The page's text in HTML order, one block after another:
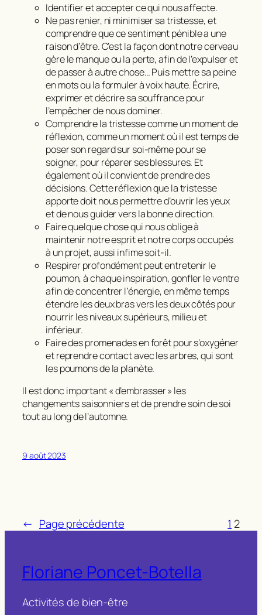
Identifier et accepter ce qui nous affecte.
Ne pas renier, ni minimiser sa tristesse, et
comprendre que ce sentiment pénible a une
raison d’être. C’est la façon dont notre cerveau
gère le manque ou la perte, afin de l’expulser et
de passer à autre chose… Puis mettre sa peine
en mots ou la formuler à voix haute. Écrire,
exprimer et décrire sa souffrance pour
l’empêcher de nous dominer.
Comprendre la tristesse comme un moment de
réflexion, comme un moment où il est temps de
poser son regard sur soi-même pour se
soigner, pour réparer ses blessures. Et
également où il convient de prendre des
décisions. Cette réflexion que la tristesse
apporte doit nous permettre d’ouvrir les yeux
et de nous guider vers la bonne direction.
Faire quelque chose qui nous oblige à
maintenir notre esprit et notre corps occupés
à un projet, aussi infime soit-il.
Respirer profondément peut entretenir le
poumon, à chaque inspiration, gonfler le ventre
afin de concentrer l’énergie, en même temps
étendre les deux bras vers les deux côtés pour
nourrir les niveaux supérieurs, milieu et
inférieur.
Faire des promenades en forêt pour s’oxygéner
et reprendre contact avec les arbres, qui sont
les poumons de la planète.
Il est donc important « d’embrasser » les
changements saisonniers et de prendre soin de soi
tout au long de l’automne.
9 août 2023
← Page précédente 1 2
Floriane Poncet-Botella
Activités de bien-être